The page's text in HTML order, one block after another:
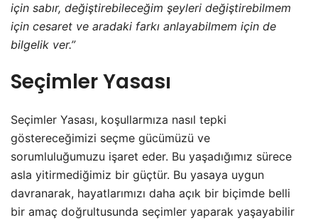
için sabır, değiştirebileceğim şeyleri değiştirebilmem
için cesaret ve aradaki farkı anlayabilmem için de
bilgelik ver.”
Seçimler Yasası
Seçimler Yasası, koşullarmıza nasıl tepki
göstereceğimizi seçme gücümüzü ve
sorumluluğumuzu işaret eder. Bu yaşadığımız sürece
asla yitirmediğimiz bir güçtür. Bu yasaya uygun
davranarak, hayatlarımızı daha açık bir biçimde belli
bir amaç doğrultusunda seçimler yaparak yaşayabilir